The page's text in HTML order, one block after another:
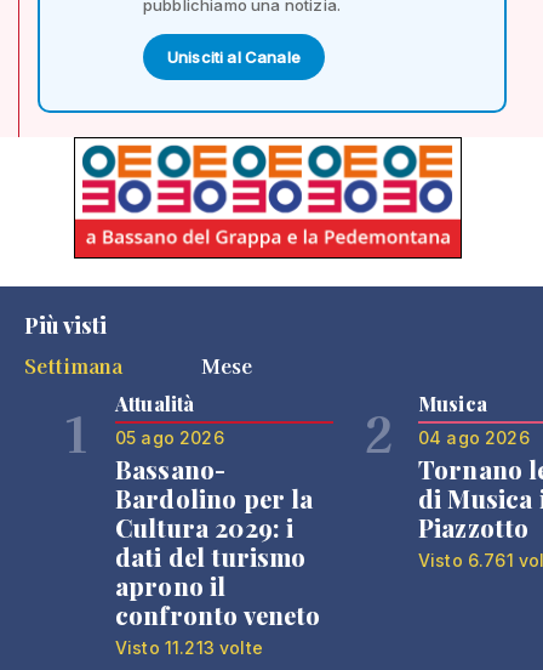
pubblichiamo una notizia.
Unisciti al Canale
Più visti
Settimana
Mese
1 Attualità
05 ago 2026
Bassano-
Bardolino per la
Cultura 2029: i
dati del turismo
aprono il
confronto veneto
Visto 11.213 volte
2 Musica
04 ago 2026
Tornano
di Musica
Piazzotto
Visto 6.761